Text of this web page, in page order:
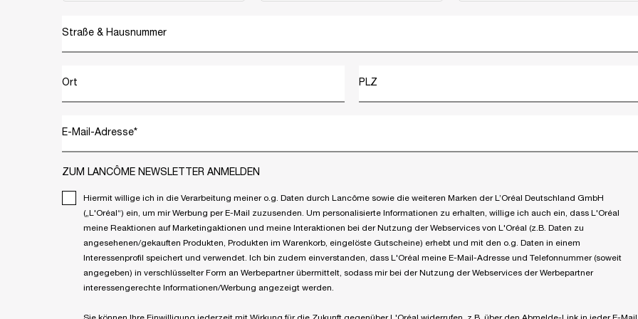
Straße & Hausnummer
Ort PLZ
E-Mail-Adresse*
ZUM LANCÔME NEWSLETTER ANMELDEN
Hiermit willige ich in die Verarbeitung meiner o.g. Daten durch Lancôme sowie die weiteren Marken der L’Oréal Deutschland GmbH
(„L'Oréal“) ein, um mir Werbung per E-Mail zuzusenden. Um personalisierte Informationen zu erhalten, willige ich auch ein, dass L'Oréal
meine Reaktionen auf Marketingaktionen und meine Interaktionen bei der Nutzung der Webservices von L'Oréal (z.B. Daten zu
angesehenen/gekauften Produkten, Produkten im Warenkorb, eingelöste Gutscheine) erhebt und mit den o.g. Daten in einem
Interessenprofil speichert und verwendet. Ich bin zudem einverstanden, dass L'Oréal meine E-Mail-Adresse und Telefonnummer (soweit
angegeben) in verschlüsselter Form an Werbepartner übermittelt, sodass mir bei der Nutzung der Webservices der Werbepartner
interessengerechte Informationen/Werbung angezeigt werden.